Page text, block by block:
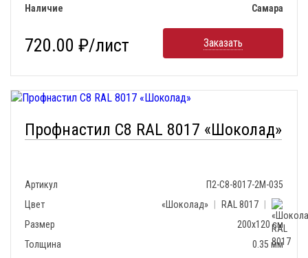
Наличие
Самара
720.00 ₽/лист Заказать
Профнастил С8 RAL 8017 «Шоколад»
Артикул
П2-С8-8017-2М-035
Цвет
«Шоколад» RAL 8017
Размер
200х120 см
Толщина
0.35 мм